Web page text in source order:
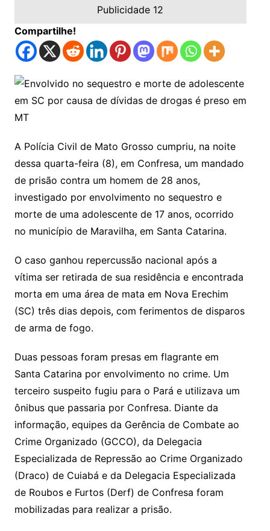
Publicidade 12
Compartilhe!
A Polícia Civil de Mato Grosso cumpriu, na noite
dessa quarta-feira (8), em Confresa, um mandado
de prisão contra um homem de 28 anos,
investigado por envolvimento no sequestro e
morte de uma adolescente de 17 anos, ocorrido
no município de Maravilha, em Santa Catarina.
O caso ganhou repercussão nacional após a
vítima ser retirada de sua residência e encontrada
morta em uma área de mata em Nova Erechim
(SC) três dias depois, com ferimentos de disparos
de arma de fogo.
Duas pessoas foram presas em flagrante em
Santa Catarina por envolvimento no crime. Um
terceiro suspeito fugiu para o Pará e utilizava um
ônibus que passaria por Confresa. Diante da
informação, equipes da Gerência de Combate ao
Crime Organizado (GCCO), da Delegacia
Especializada de Repressão ao Crime Organizado
(Draco) de Cuiabá e da Delegacia Especializada
de Roubos e Furtos (Derf) de Confresa foram
mobilizadas para realizar a prisão.